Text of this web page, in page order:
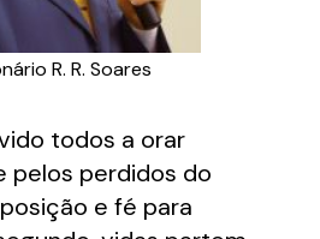
R. R. Soares
todos a orar
pelos perdidos do
e fé para